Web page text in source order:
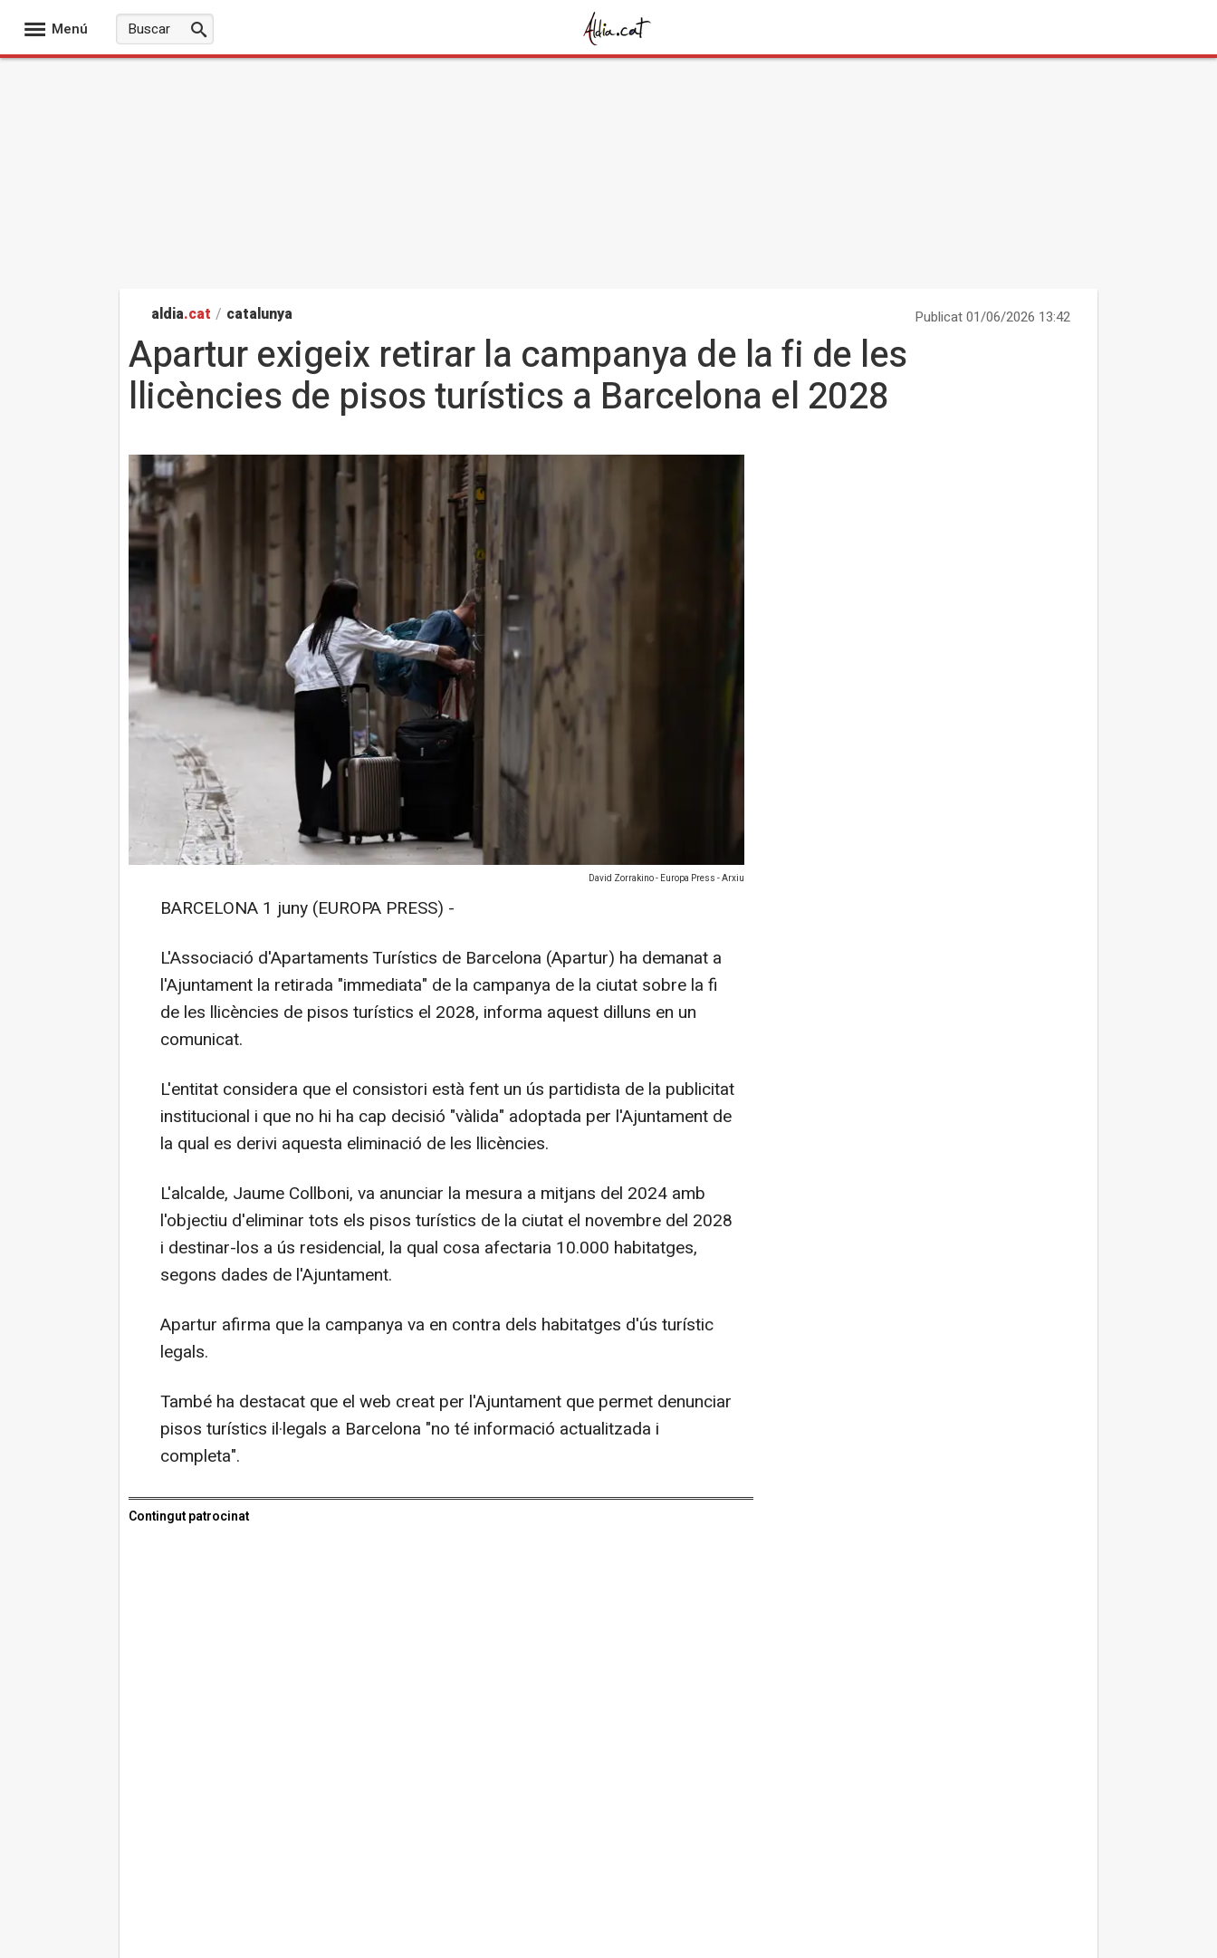
Menú
aldia.cat / catalunya Publicat 01/06/2026 13:42
Apartur exigeix retirar la campanya de la fi de les
llicències de pisos turístics a Barcelona el 2028
David Zorrakino - Europa Press - Arxiu
BARCELONA 1 juny (EUROPA PRESS) -
L'Associació d'Apartaments Turístics de Barcelona (Apartur) ha demanat a
l'Ajuntament la retirada "immediata" de la campanya de la ciutat sobre la fi
de les llicències de pisos turístics el 2028, informa aquest dilluns en un
comunicat.
L'entitat considera que el consistori està fent un ús partidista de la publicitat
institucional i que no hi ha cap decisió "vàlida" adoptada per l'Ajuntament de
la qual es derivi aquesta eliminació de les llicències.
L'alcalde, Jaume Collboni, va anunciar la mesura a mitjans del 2024 amb
l'objectiu d'eliminar tots els pisos turístics de la ciutat el novembre del 2028
i destinar-los a ús residencial, la qual cosa afectaria 10.000 habitatges,
segons dades de l'Ajuntament.
Apartur afirma que la campanya va en contra dels habitatges d'ús turístic
legals.
També ha destacat que el web creat per l'Ajuntament que permet denunciar
pisos turístics il·legals a Barcelona "no té informació actualitzada i
completa".
Contingut patrocinat